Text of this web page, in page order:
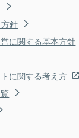
針
に関する基本方針
に関する考え方